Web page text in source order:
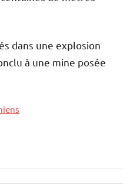
dans une explosion
à une mine posée